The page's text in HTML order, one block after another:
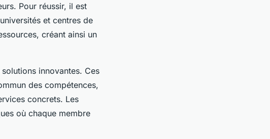
Pour réussir, il est
et centres de
créant ainsi un
innovantes. Ces
des compétences,
concrets. Les
où chaque membre